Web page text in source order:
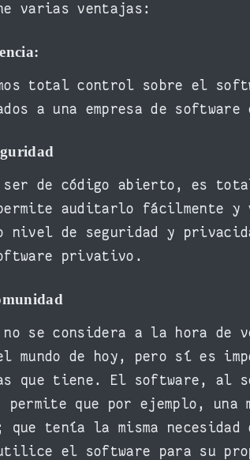
varias ventajas:
total control sobre el
a una empresa de
de código abierto, es
auditarlo fácilmente y
nivel de seguridad y
privativo.
no se considera a la hora de
mundo de hoy, pero sí es
que tiene. El software, al
permite que por ejemplo, una
tenía la misma necesidad
utilice el software para su